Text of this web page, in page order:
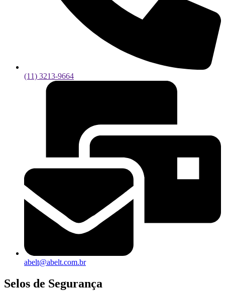
(11) 3213-9664
abelt@abelt.com.br
Selos de Segurança